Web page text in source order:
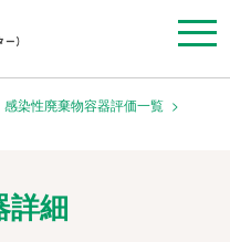
感染性廃棄物容器評価一覧
詳細